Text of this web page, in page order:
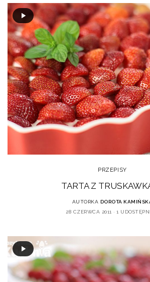
PRZEPISY
TARTA Z
AUTORKA DOROTA
28 CZERWCA 2011
1